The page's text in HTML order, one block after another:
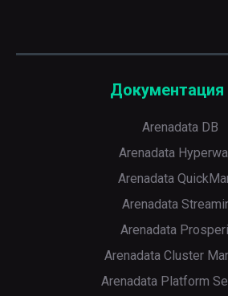
Документация
Arenadata DB
Arenadata
Arenadata
Arenadata
Arenadata
Arenadata Cluster
Arenadata Platform